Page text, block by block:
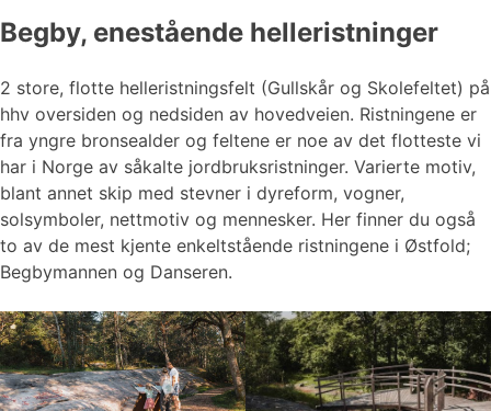
Begby, enestående helleristninger
2 store, flotte helleristningsfelt (Gullskår og Skolefeltet) på
hhv oversiden og nedsiden av hovedveien. Ristningene er
fra yngre bronsealder og feltene er noe av det flotteste vi
har i Norge av såkalte jordbruksristninger. Varierte motiv,
blant annet skip med stevner i dyreform, vogner,
solsymboler, nettmotiv og mennesker. Her finner du også
to av de mest kjente enkeltstående ristningene i Østfold;
Begbymannen og Danseren.